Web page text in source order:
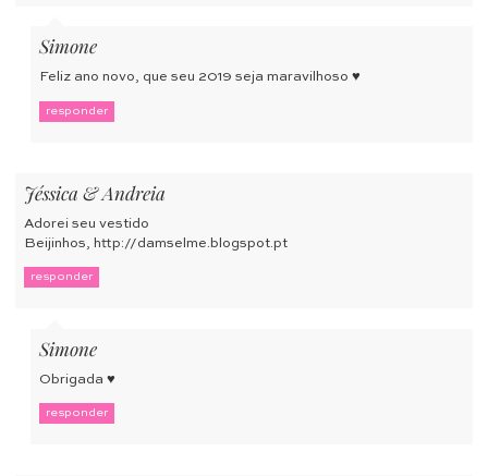
Simone
Feliz ano novo, que seu 2019 seja maravilhoso ♥
responder
Jéssica & Andreia
Adorei seu vestido
Beijinhos, http://damselme.blogspot.pt
responder
Simone
Obrigada ♥
responder